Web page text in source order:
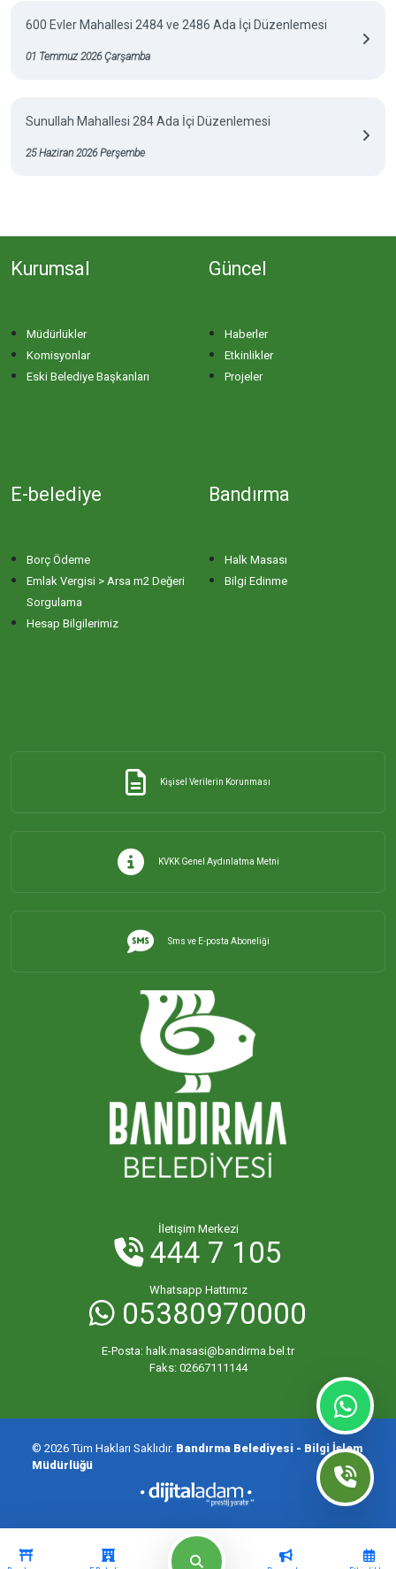
600 Evler Mahallesi 2484 ve 2486 Ada İçi Düzenlemesi
01 Temmuz 2026 Çarşamba
Sunullah Mahallesi 284 Ada İçi Düzenlemesi
25 Haziran 2026 Perşembe
Kurumsal
Müdürlükler
Komisyonlar
Eski Belediye Başkanları
Güncel
Haberler
Etkinlikler
Projeler
E-belediye
Borç Ödeme
Emlak Vergisi > Arsa m2 Değeri
Sorgulama
Hesap Bilgilerimiz
Bandırma
Halk Masası
Bilgi Edinme
Kişisel Verilerin Korunması
KVKK Genel Aydınlatma Metni
Sms ve E-posta Aboneliği
İletişim Merkezi
444 7 105
Whatsapp Hattımız
05380970000
E-Posta: halk.masasi@bandirma.bel.tr
Faks: 02667111144
© 2026 Tüm Hakları Saklıdır. Bandırma Belediyesi - Bilgi İşlem
Müdürlüğü